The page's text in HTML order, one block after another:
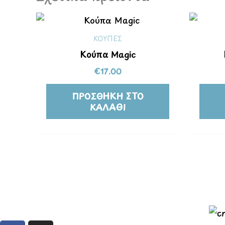
ΚΟΥΠΕΣ
Κούπα Magic
€17.00
ΠΡΟΣΘΉΚΗ ΣΤΟ
ΚΑΛΆΘΙ